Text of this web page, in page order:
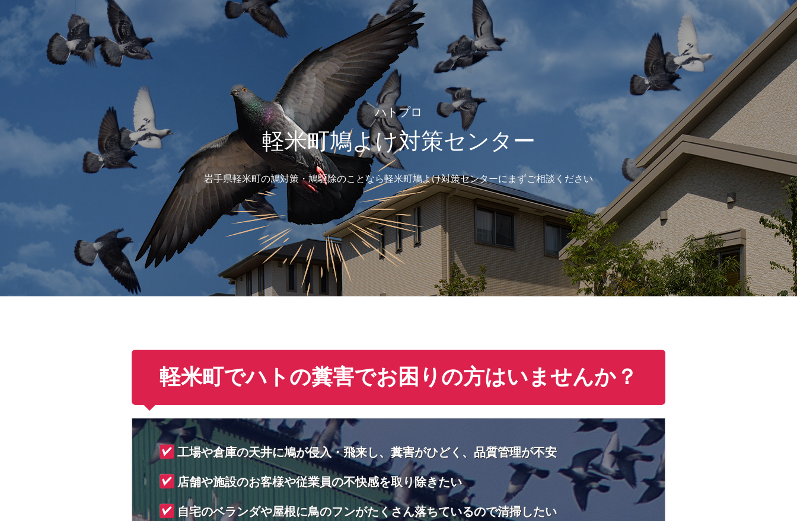
ハトプロ
軽米町鳩よけ対策センター
岩手県軽米町の鳩対策・鳩駆除のことなら軽米町鳩よけ対策センターにまずご相談ください
軽米町でハトの糞害でお困りの方はいませんか？
工場や倉庫の天井に鳩が侵入・飛来し、糞害がひどく、品質管理が不安
店舗や施設のお客様や従業員の不快感を取り除きたい
自宅のベランダや屋根に鳥のフンがたくさん落ちているので清掃したい